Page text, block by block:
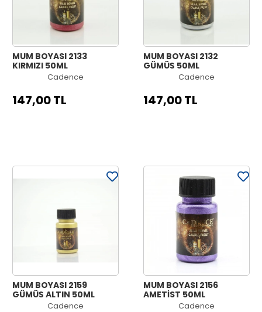
MUM BOYASI 2133
KIRMIZI 50ML
Cadence
147,00 TL
MUM BOYASI 2132
GÜMÜŞ 50ML
Cadence
147,00 TL
MUM BOYASI 2159
GÜMÜŞ ALTIN 50ML
Cadence
MUM BOYASI 2156
AMETİST 50ML
Cadence